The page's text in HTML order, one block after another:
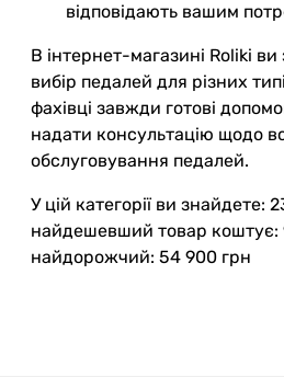
відповідають вашим
В інтернет-магазині Roliki
вибір педалей для різних
фахівці завжди готові
надати консультацію щодо
обслуговування педалей.
У цій категорії ви знайдете:
найдешевший товар коштує:
найдорожчий: 54 900 грн